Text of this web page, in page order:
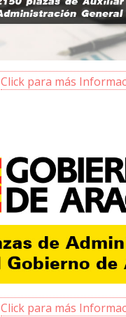
Click para más
Click para más